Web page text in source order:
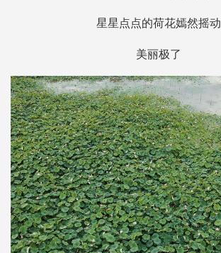
星星点点的荷花嫣然摇动
美丽极了